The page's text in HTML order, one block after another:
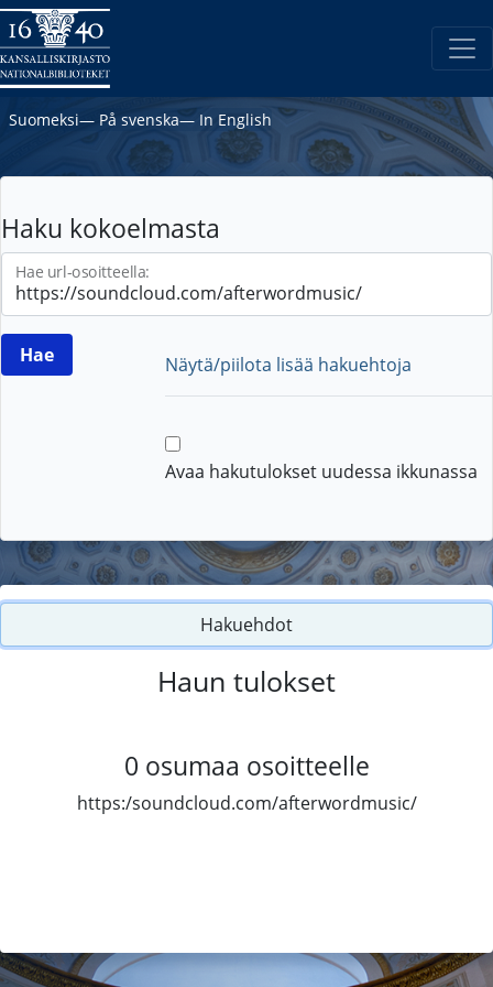
Suomeksi― På svenska― In English
Haku kokoelmasta
Hae url-osoitteella:
Näytä/piilota lisää hakuehtoja
Avaa hakutulokset uudessa ikkunassa
Hakuehdot
Haun tulokset
0 osumaa osoitteelle
https:/soundcloud.com/afterwordmusic/